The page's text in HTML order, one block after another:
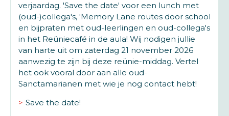
verjaardag. 'Save the date' voor een lunch met
(oud-)collega's, 'Memory Lane routes door school
en bijpraten met oud-leerlingen en oud-collega's
in het Reüniecafé in de aula! Wij nodigen jullie
van harte uit om zaterdag 21 november 2026
aanwezig te zijn bij deze reünie-middag. Vertel
het ook vooral door aan alle oud-
Sanctamarianen met wie je nog contact hebt!
Save the date!